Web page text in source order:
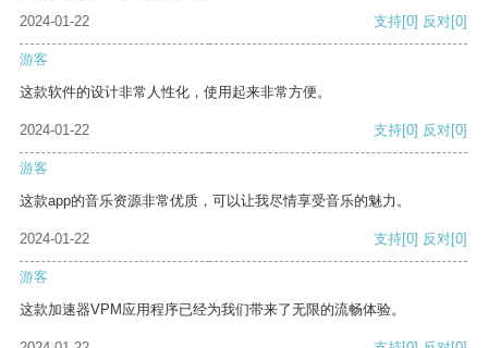
2024-01-22
支持[0] 反对[0]
游客
这款软件的设计非常人性化，使用起来非常方便。
2024-01-22 支持[0] 反对[0]
游客
这款app的音乐资源非常优质，可以让我尽情享受音乐的魅力。
2024-01-22 支持[0] 反对[0]
游客
这款加速器VPM应用程序已经为我们带来了无限的流畅体验。